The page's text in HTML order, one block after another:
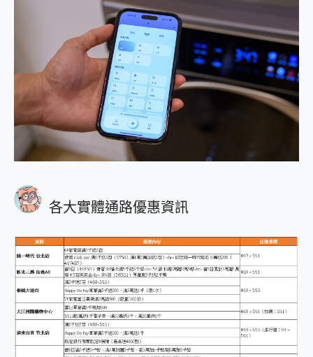
各大實體通路優惠資訊